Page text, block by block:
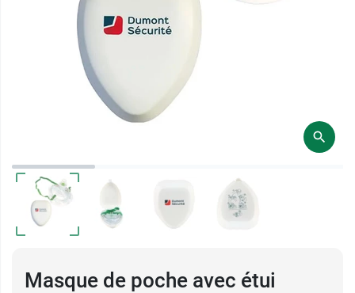
Masque de poche avec étui